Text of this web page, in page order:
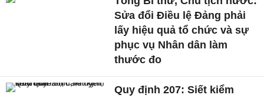
Sửa đổi Điều lệ Đảng phải
lấy hiệu quả tổ chức và sự
phục vụ Nhân dân làm
thước đo
Quy định 207: Siết kiểm